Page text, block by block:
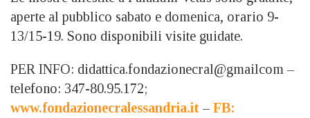
aperte al pubblico sabato e domenica, orario 9-
13/15-19. Sono disponibili visite guidate.
PER INFO: didattica.fondazionecral@gmailcom –
telefono: 347-80.95.172;
www.fondazionecralessandria.it – FB: